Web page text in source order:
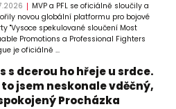
MVP a PFL se oficiálně sloučily a
novou globální platformu pro bojové
"Vysoce spekulované sloučení Most
Promotions a Professional Fighters
je oficiálně ...
s dcerou ho hřeje u srdce.
to jsem neskonale vděčný,
Procházka